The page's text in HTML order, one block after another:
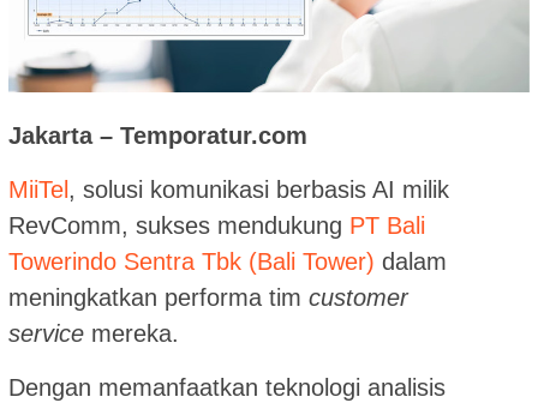
Jakarta – Temporatur.com
MiiTel , solusi komunikasi berbasis AI milik
RevComm, sukses mendukung PT Bali
Towerindo Sentra Tbk (Bali Tower) dalam
meningkatkan performa tim customer
service mereka.
Dengan memanfaatkan teknologi analisis